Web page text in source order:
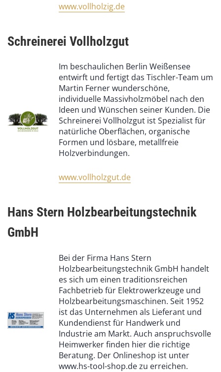
www.vollholzig.de
Schreinerei Vollholzgut
Im beschaulichen Berlin Weißensee
entwirft und fertigt das Tischler-Team um
Martin Ferner wunderschöne,
individuelle Massivholzmöbel nach den
Ideen und Wünschen seiner Kunden. Die
Schreinerei Vollholzgut ist Spezialist für
natürliche Oberflächen, organische
Formen und lösbare, metallfreie
Holzverbindungen.
www.vollholzgut.de
Hans Stern Holzbearbeitungstechnik
GmbH
Bei der Firma Hans Stern
Holzbearbeitungstechnik GmbH handelt
es sich um einen traditionsreichen
Fachbetrieb für Elektrowerkzeuge und
Holzbearbeitungsmaschinen. Seit 1952
ist das Unternehmen als Lieferant und
Kundendienst für Handwerk und
Industrie am Markt. Auch anspruchsvolle
Heimwerker finden hier die richtige
Beratung. Der Onlineshop ist unter
www.hs-tool-shop.de zu erreichen.